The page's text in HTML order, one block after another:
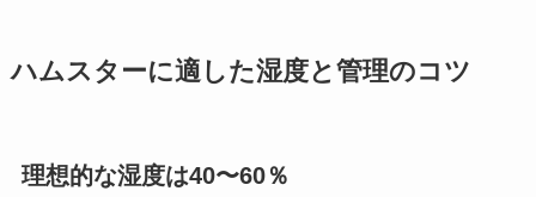
ハムスターに適した湿度と管理のコツ
理想的な湿度は40〜60％